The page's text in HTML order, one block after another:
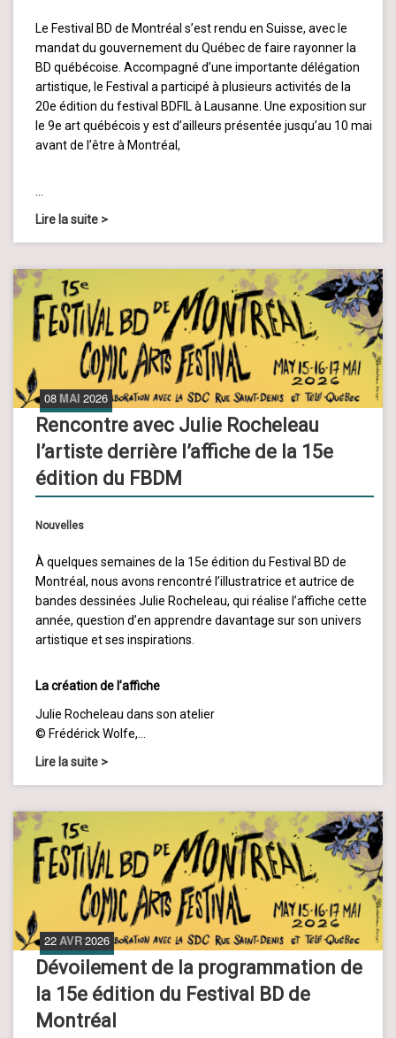
Le Festival BD de Montréal s’est rendu en Suisse, avec le
mandat du gouvernement du Québec de faire rayonner la
BD québécoise. Accompagné d’une importante délégation
artistique, le Festival a participé à plusieurs activités de la
20e édition du festival BDFIL à Lausanne. Une exposition sur
le 9e art québécois y est d’ailleurs présentée jusqu’au 10 mai
avant de l’être à Montréal,
…
Lire la suite >
08 MAI 2026
Rencontre avec Julie Rocheleau
l’artiste derrière l’affiche de la 15e
édition du FBDM
Nouvelles
À quelques semaines de la 15e édition du Festival BD de
Montréal, nous avons rencontré l’illustratrice et autrice de
bandes dessinées Julie Rocheleau, qui réalise l’affiche cette
année, question d’en apprendre davantage sur son univers
artistique et ses inspirations.
La création de l’affiche
Julie Rocheleau dans son atelier
© Frédérick Wolfe,…
Lire la suite >
22 AVR2026
Dévoilement de la programmation de
la 15e édition du Festival BD de
Montréal